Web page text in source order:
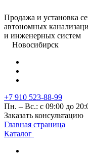
Продажа и установка
автономных
и инженерных систем
Новосибирск
+7 910 523-88-99
Пн. – Вс.: с 09:00 до
Заказать консультацию
Главная страница
Каталог